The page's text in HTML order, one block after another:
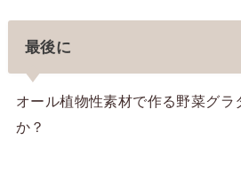
最後に
オール植物性素材で作る野菜グラ
か？